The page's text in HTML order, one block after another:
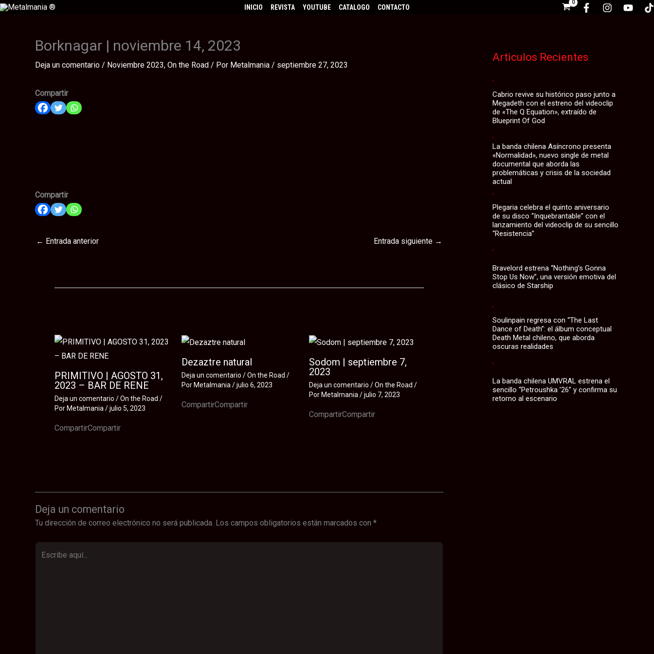
Ir
INICIO REVISTA YOUTUBE CATALOGO CONTACTO
Borknagar | noviembre 14, 2023
Deja un comentario / Noviembre 2023, On the Road / Por Metalmania / septiembre 27, 2023
Compartir
Compartir
← Entrada anterior Entrada siguiente →
PRIMITIVO | AGOSTO 31,
2023 – BAR DE RENE
Deja un comentario /On the Road /
Por Metalmania /julio 5, 2023
CompartirCompartir
Dezaztre natural
Deja un comentario /On the Road /
Por Metalmania/julio 6, 2023
CompartirCompartir
Sodom | septiembre 7,
2023
Deja un comentario /On the Road /
Por Metalmania /julio 7, 2023
CompartirCompartir
Deja un comentario
Tu dirección de correo electrónico no será publicada. Los campos obligatorios están marcados con *
Articulos Recientes
Cabrio revive su histórico paso junto a
Megadeth con el estreno del videoclip
de «The Q Equation», extraído de
Blueprint Of God
La banda chilena Asíncrono presenta
«Normalidad», nuevo single de metal
documental que aborda las
problemáticas y crisis de la sociedad
actual
Plegaria celebra el quinto aniversario
de su disco “Inquebrantable” con el
lanzamiento del videoclip de su sencillo
“Resistencia”
Bravelord estrena “Nothing’s Gonna
Stop Us Now”, una versión emotiva del
clásico de Starship
Soulinpain regresa con “The Last
Dance of Death”: el álbum conceptual
Death Metal chileno, que aborda
oscuras realidades
La banda chilena UMVRAL estrena el
sencillo “Petroushka ’26” y confirma su
retorno al escenario